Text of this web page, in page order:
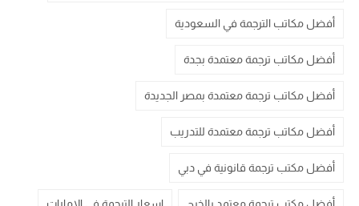
أفضل مكاتب الترجمة في السعودية
أفضل مكاتب ترجمة معتمدة بجدة
أفضل مكاتب ترجمة معتمدة بمصر الجديدة
أفضل مكاتب ترجمة معتمدة للتدريب
أفضل مكتب ترجمة قانونية في دبي